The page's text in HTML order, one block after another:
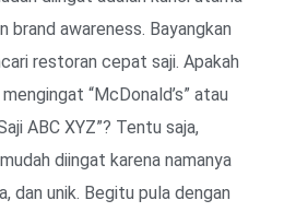
brand awareness. Bayangkan
restoran cepat saji. Apakah
“McDonald’s” atau
ABC XYZ”? Tentu saja,
diingat karena namanya
dan unik. Begitu pula dengan